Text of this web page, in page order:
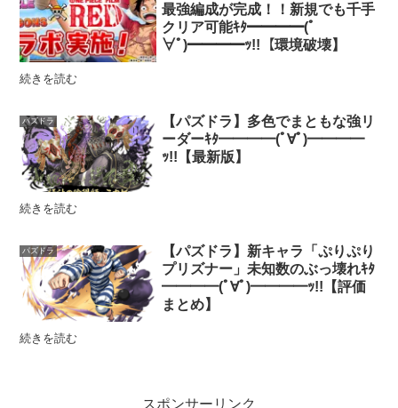
最強編成が完成！！新規でも千手
クリア可能ｷﾀ━━━━(ﾟ
∀ﾟ)━━━━ｯ!!【環境破壊】
続きを読む
パズドラ
【パズドラ】多色でまともな強リ
ーダーｷﾀ━━━━(ﾟ∀ﾟ)━━━━
ｯ!!【最新版】
続きを読む
パズドラ
【パズドラ】新キャラ「ぷりぷり
プリズナー」未知数のぶっ壊れｷﾀ
━━━━(ﾟ∀ﾟ)━━━━ｯ!!【評価
まとめ】
続きを読む
スポンサーリンク